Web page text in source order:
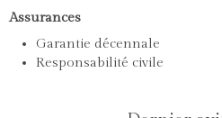
Assurances
Garantie décennale
Responsabilité civile